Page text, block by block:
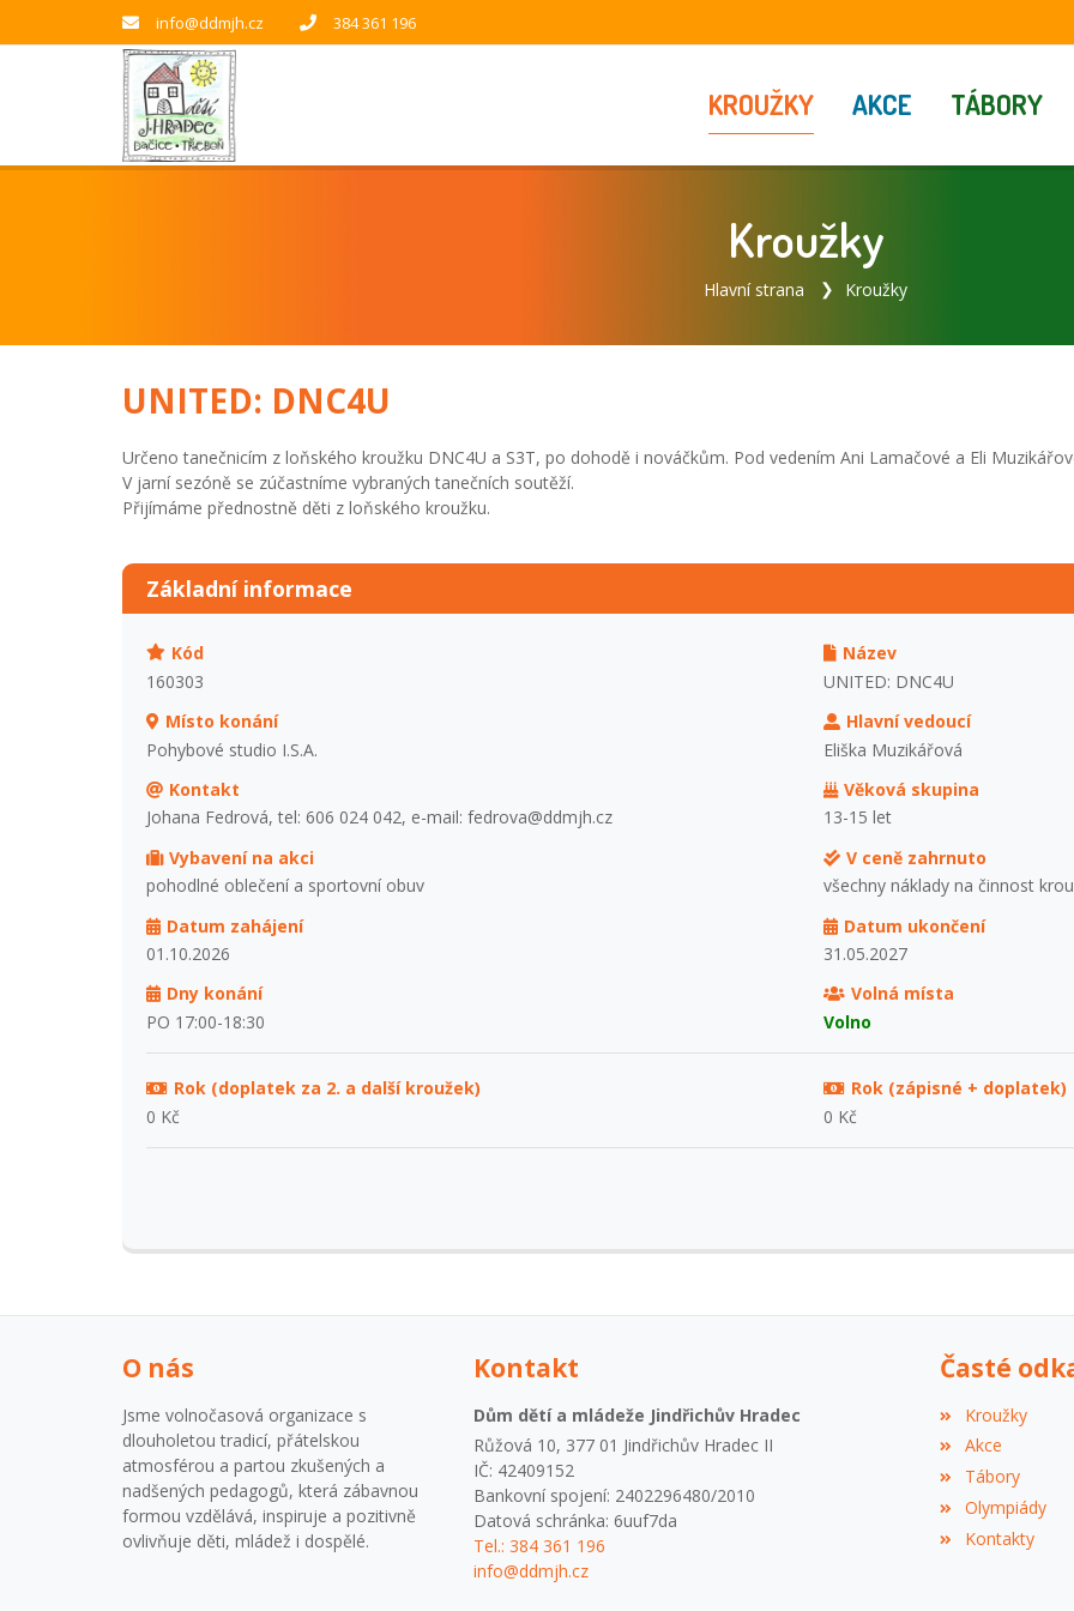
info@ddmjh.cz 384 361 196
KROUŽKY AKCE TÁBORY
Kroužky
Hlavní strana Kroužky
UNITED: DNC4U
Určeno tanečnicím z loňského kroužku DNC4U a S3T, po dohodě i nováčkům. Pod vedením Ani Lamačové a Eli
V jarní sezóně se zúčastníme vybraných tanečních soutěží.
Přijímáme přednostně děti z loňského kroužku.
Základní informace
Kód
160303
Název
UNITED: DNC4U
Místo konání
Pohybové studio I.S.A.
Hlavní vedoucí
Eliška Muzikářová
Kontakt
Johana Fedrová, tel: 606 024 042, e-mail: fedrova@ddmjh.cz
Věková skupina
13-15 let
Vybavení na akci
pohodlné oblečení a sportovní obuv
V ceně zahrnuto
všechny náklady na činnost
Datum zahájení
01.10.2026
Datum ukončení
31.05.2027
Dny konání
PO 17:00-18:30
Volná místa
Volno
Rok (doplatek za 2. a další kroužek)
0 Kč
Rok (zápisné + doplatek)
0 Kč
O nás
Jsme volnočasová organizace s
dlouholetou tradicí, přátelskou
atmosférou a partou zkušených a
nadšených pedagogů, která zábavnou
formou vzdělává, inspiruje a pozitivně
ovlivňuje děti, mládež i dospělé.
Kontakt
Dům dětí a mládeže Jindřichův Hradec
Růžová 10, 377 01 Jindřichův Hradec II
IČ: 42409152
Bankovní spojení: 2402296480/2010
Datová schránka: 6uuf7da
Tel.: 384 361 196
info@ddmjh.cz
Časté
Kroužky
Akce
Tábory
Olympiády
Kontakty